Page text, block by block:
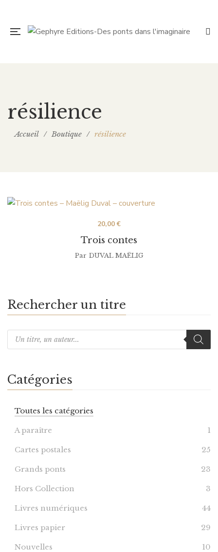
résilience
Accueil / Boutique / résilience
Trois contes
20,00€
Par DUVAL MAËLIG
Rechercher un titre
Catégories
Toutes les catégories
A paraître 1
Cartes postales 25
Grands ponts 23
Hors Collection 3
Livres numériques 44
Livres papier 29
Nouvelles 10